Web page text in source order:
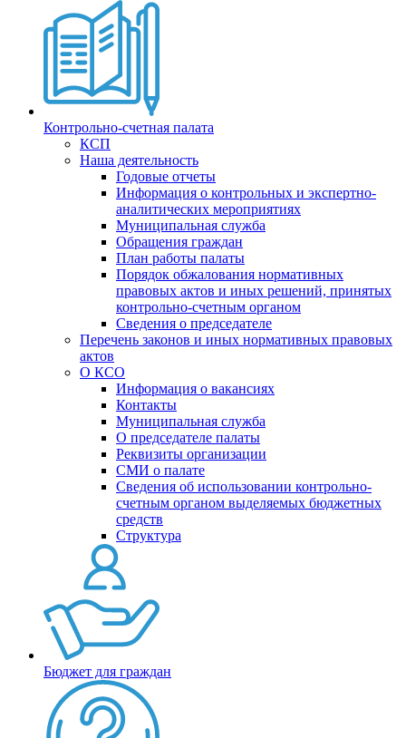
Контрольно-счетная палата
КСП
Наша деятельность
Годовые отчеты
Информация о контрольных и экспертно-
аналитических мероприятиях
Муниципальная служба
Обращения граждан
План работы палаты
Порядок обжалования нормативных
правовых актов и иных решений, принятых
контрольно-счетным органом
Сведения о председателе
Перечень законов и иных нормативных правовых
актов
О КСО
Информация о вакансиях
Контакты
Муниципальная служба
О председателе палаты
Реквизиты организации
СМИ о палате
Сведения об использовании контрольно-
счетным органом выделяемых бюджетных
средств
Структура
Бюджет для граждан